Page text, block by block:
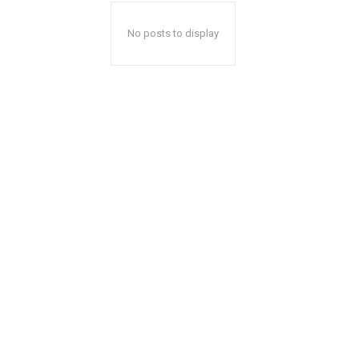
No posts to display